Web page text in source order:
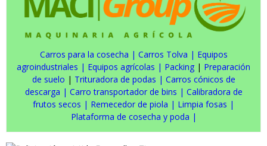
Carros para la cosecha | Carros Tolva | Equipos
agroindustriales | Equipos agrícolas | Packing | Preparación
de suelo | Trituradora de podas | Carros cónicos de
descarga | Carro transportador de bins | Calibradora de
frutos secos | Remecedor de piola | Limpia fosas |
Plataforma de cosecha y poda |